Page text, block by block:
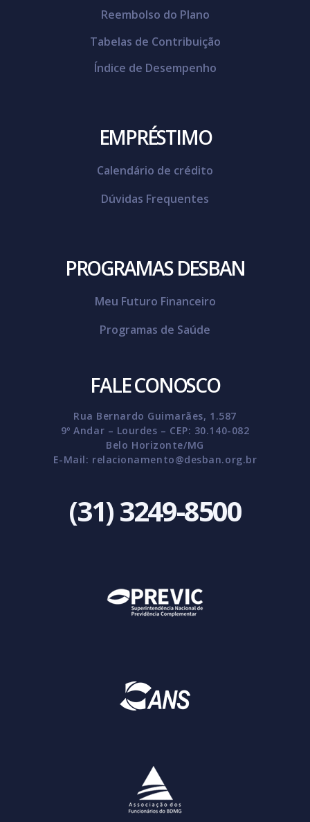
Reembolso do Plano
Tabelas de Contribuição
Índice de Desempenho
EMPRÉSTIMO
Calendário de crédito
Dúvidas Frequentes
PROGRAMAS DESBAN
Meu Futuro Financeiro
Programas de Saúde
FALE CONOSCO
Rua Bernardo Guimarães, 1.587
9º Andar – Lourdes – CEP: 30.140-082
Belo Horizonte/MG
E-Mail: relacionamento@desban.org.br
(31) 3249-8500